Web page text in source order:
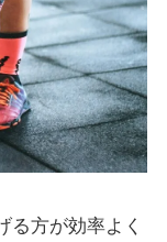
る方が効率よく